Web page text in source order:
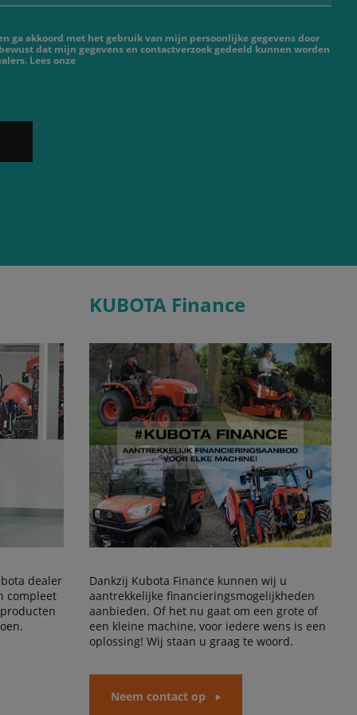
ga akkoord met het gebruik van mijn persoonlijke gegevens door
dat mijn gegevens en contactverzoek gedeeld kunnen worden
Lees onze
dealer
compleet
KUBOTA Finance
Dankzij Kubota Finance kunnen wij u
aantrekkelijke financieringsmogelijkheden
aanbieden. Of het nu gaat om een grote of
een kleine machine, voor iedere wens is een
oplossing! Wij staan u graag te woord.
Neem contact op